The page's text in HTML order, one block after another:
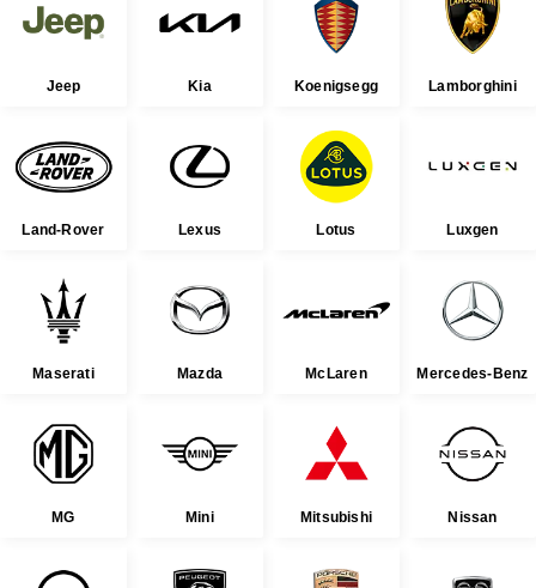
Jeep Kia Koenigsegg Lamborghini
Land-Rover Lexus Lotus Luxgen
Maserati Mazda McLaren Mercedes-Benz
MG Mini Mitsubishi Nissan